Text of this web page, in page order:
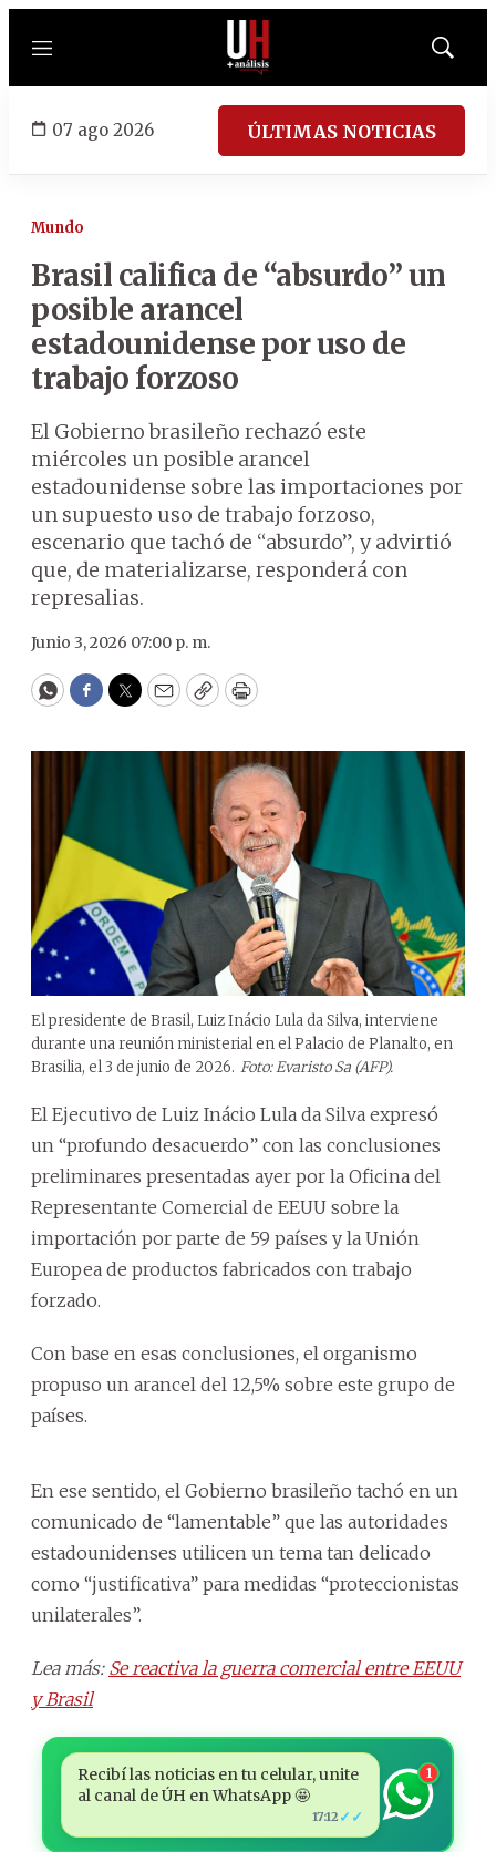
Menú
Mostrar
07 ago 2026 ÚLTIMAS NOTICIAS
Mundo
Brasil califica de “absurdo” un
posible arancel
estadounidense por uso de
trabajo forzoso
El Gobierno brasileño rechazó este
miércoles un posible arancel
estadounidense sobre las importaciones por
un supuesto uso de trabajo forzoso,
escenario que tachó de “absurdo”, y advirtió
que, de materializarse, responderá con
represalias.
Junio 3, 2026 07:00 p. m.
WhatsApp
Facebook
Twitter
EmailCopyPrint
El presidente de Brasil, Luiz Inácio Lula da Silva, interviene
durante una reunión ministerial en el Palacio de Planalto, en
Brasilia, el 3 de junio de 2026. Foto: Evaristo Sa (AFP).
El Ejecutivo de Luiz Inácio Lula da Silva expresó
un “profundo desacuerdo” con las conclusiones
preliminares presentadas ayer por la Oficina del
Representante Comercial de EEUU sobre la
importación por parte de 59 países y la Unión
Europea de productos fabricados con trabajo
forzado.
Con base en esas conclusiones, el organismo
propuso un arancel del 12,5% sobre este grupo de
países.
En ese sentido, el Gobierno brasileño tachó en un
comunicado de “lamentable” que las autoridades
estadounidenses utilicen un tema tan delicado
como “justificativa” para medidas “proteccionistas
unilaterales”.
Lea más: Se reactiva la guerra comercial entre EEUU
y Brasil
Recibí las noticias en tu celular, unite
al canal de ÚH en WhatsApp 🤩
17:12 ✓✓
1